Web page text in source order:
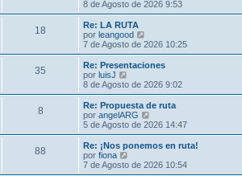
j
e
e
j
e
m
e
s
j
e
e
r
ú
l
t
m
o
m
e
s
a
j
e
8 de Agosto de 2026 9:53
18
Re: LA RUTA
por leangood
e
r
ú
t
m
o
m
e
s
j
7 de Agosto de 2026 10:25
35
Re: Presentaciones
por luisJ
e
r
ú
l
t
o
m
e
8 de Agosto de 2026 9:02
8
Re: Propuesta de ruta
por angelARG
e
r
ú
t
5 de Agosto de 2026 14:47
88
Re: ¡Nos ponemos en ruta!
por fiona
e
r
7 de Agosto de 2026 10:54